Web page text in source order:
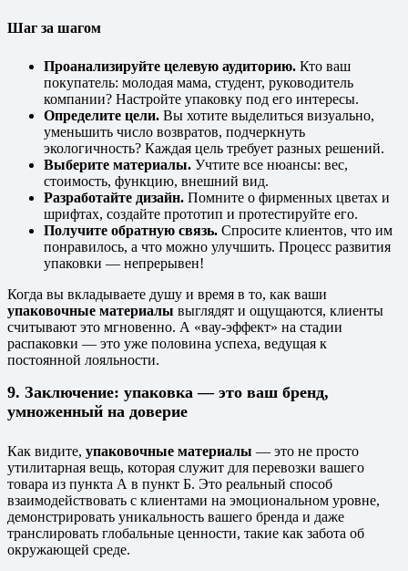
Шаг за шагом
Проанализируйте целевую аудиторию. Кто ваш
покупатель: молодая мама, студент, руководитель
компании? Настройте упаковку под его интересы.
Определите цели. Вы хотите выделиться визуально,
уменьшить число возвратов, подчеркнуть
экологичность? Каждая цель требует разных решений.
Выберите материалы. Учтите все нюансы: вес,
стоимость, функцию, внешний вид.
Разработайте дизайн. Помните о фирменных цветах и
шрифтах, создайте прототип и протестируйте его.
Получите обратную связь. Спросите клиентов, что им
понравилось, а что можно улучшить. Процесс развития
упаковки — непрерывен!
Когда вы вкладываете душу и время в то, как ваши
упаковочные материалы выглядят и ощущаются, клиенты
считывают это мгновенно. А «вау-эффект» на стадии
распаковки — это уже половина успеха, ведущая к
постоянной лояльности.
9. Заключение: упаковка — это ваш бренд,
умноженный на доверие
Как видите, упаковочные материалы — это не просто
утилитарная вещь, которая служит для перевозки вашего
товара из пункта А в пункт Б. Это реальный способ
взаимодействовать с клиентами на эмоциональном уровне,
демонстрировать уникальность вашего бренда и даже
транслировать глобальные ценности, такие как забота об
окружающей среде.